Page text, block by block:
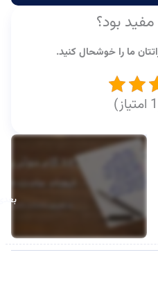
ما را خوشحال کنید.
بخش‌های موردنیاز